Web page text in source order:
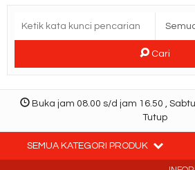
Cari
Buka jam 08.00 s/d jam 16.50 ,
Tutup
SEMUA KATEGORI PRODUK